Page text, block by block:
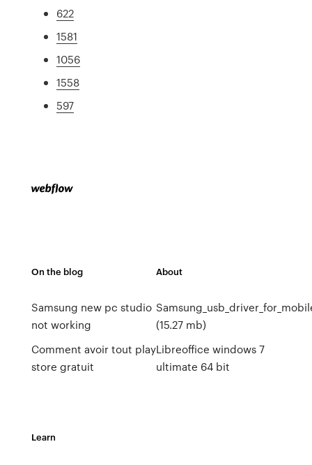
622
1581
1056
1558
597
On the blog
Samsung new pc studio
not working
Comment avoir tout play
store gratuit
About
(15.27 mb)
Libreoffice windows 7
ultimate 64 bit
Learn